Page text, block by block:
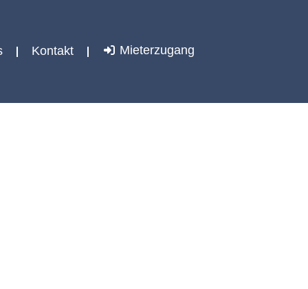
Kontakt Mieterzugang